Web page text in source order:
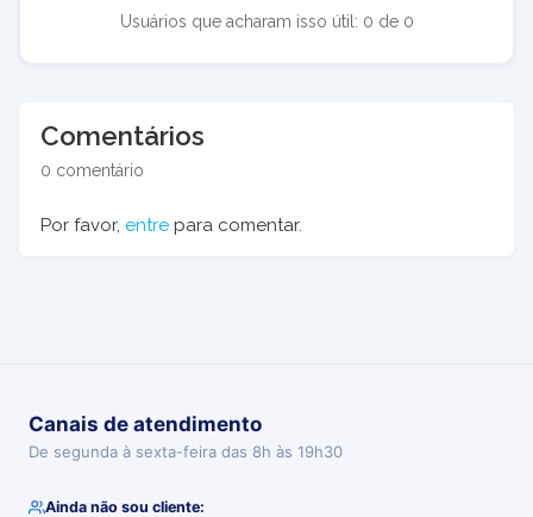
Usuários que acharam isso útil: 0 de 0
Comentários
0 comentário
Por favor, entre para comentar.
Canais de atendimento
De segunda à sexta-feira das 8h às 19h30
Ainda não sou cliente: